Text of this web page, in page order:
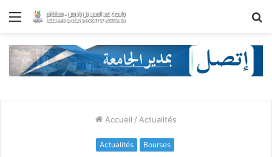
Menu
Accueil / Actualités
Actualités Bourses